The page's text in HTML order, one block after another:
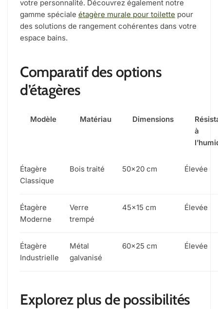
votre personnalité. Découvrez également notre
gamme spéciale étagère murale pour toilette pour
des solutions de rangement cohérentes dans votre
espace bains.
Comparatif des options
d’étagères
Modèle Matériau Dimensions
à
Étagère
Classique
Bois traité 50×20 cm Élevée
Étagère
Moderne
Verre
trempé
45×15 cm Élevée
Étagère
Industrielle
Métal
galvanisé
60×25 cm Élevée
Explorez plus de possibilités